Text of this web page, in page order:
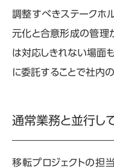
調整すべきステークホ
元化と合意形成の管理
は対応しきれない場面
に委託することで社内
通常業務と並行し
移転プロジェクトの担